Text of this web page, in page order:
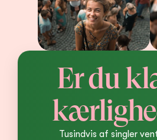
Er du
Tusindvis af singler